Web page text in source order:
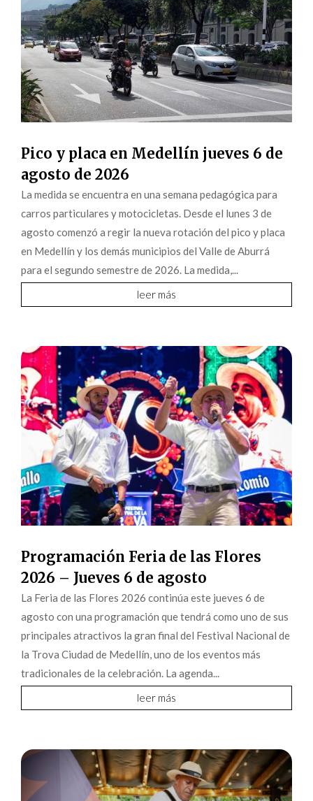
Pico y placa en Medellín jueves 6 de
agosto de 2026
La medida se encuentra en una semana pedagógica para
carros particulares y motocicletas. Desde el lunes 3 de
agosto comenzó a regir la nueva rotación del pico y placa
en Medellín y los demás municipios del Valle de Aburrá
para el segundo semestre de 2026. La medida,...
leer más
Programación Feria de las Flores
2026 – Jueves 6 de agosto
La Feria de las Flores 2026 continúa este jueves 6 de
agosto con una programación que tendrá como uno de sus
principales atractivos la gran final del Festival Nacional de
la Trova Ciudad de Medellín, uno de los eventos más
tradicionales de la celebración. La agenda...
leer más